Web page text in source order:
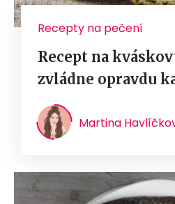
Recepty na pečení
Recept na
zvládne opravdu
Martina